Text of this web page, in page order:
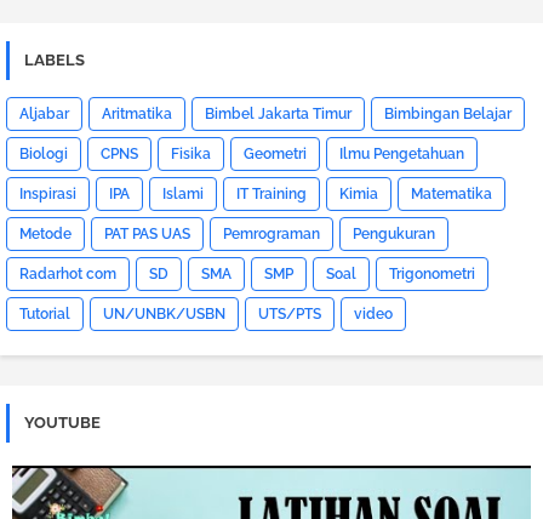
LABELS
Aljabar Aritmatika Bimbel Jakarta Timur Bimbingan Belajar
Biologi CPNS Fisika Geometri Ilmu Pengetahuan
Inspirasi IPA Islami IT Training Kimia Matematika
Metode PAT PAS UAS Pemrograman Pengukuran
Radarhot com SD SMA SMP Soal Trigonometri
Tutorial UN/UNBK/USBN UTS/PTS video
YOUTUBE